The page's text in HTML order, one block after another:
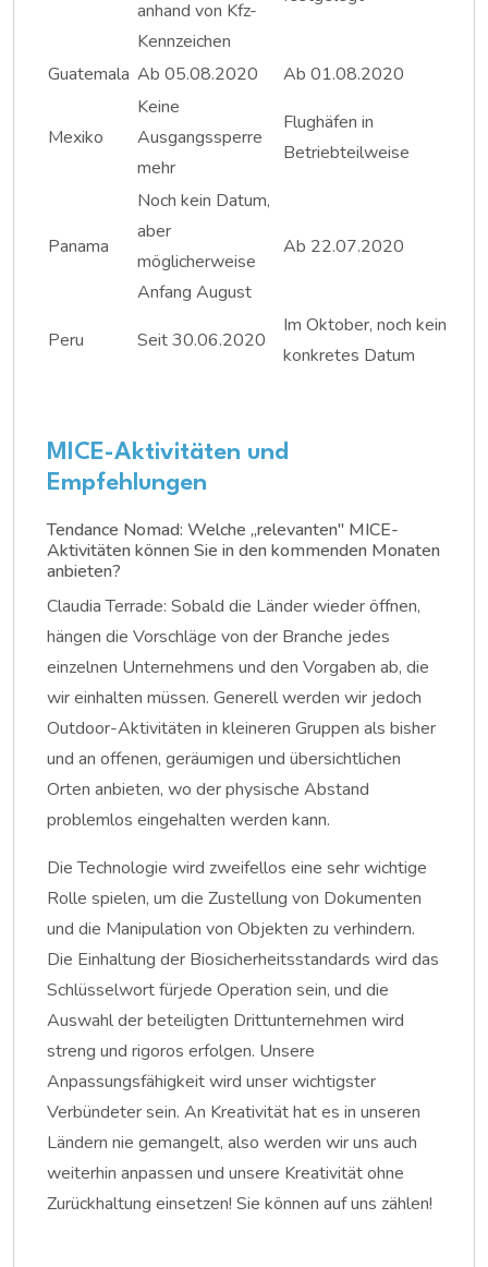
anhand von Kfz-
Kennzeichen
Guatemala Ab 05.08.2020 Ab 01.08.2020
Mexiko
Keine
Ausgangssperre
mehr
Flughäfen in
Betriebteilweise
Panama
Noch kein Datum,
aber
möglicherweise
Anfang August
Ab 22.07.2020
Peru Seit 30.06.2020
Im Oktober, noch kein
konkretes Datum
MICE-Aktivitäten und
Empfehlungen
Tendance Nomad: Welche „relevanten" MICE-
Aktivitäten können Sie in den kommenden Monaten
anbieten?
Claudia Terrade: Sobald die Länder wieder öffnen,
hängen die Vorschläge von der Branche jedes
einzelnen Unternehmens und den Vorgaben ab, die
wir einhalten müssen. Generell werden wir jedoch
Outdoor-Aktivitäten in kleineren Gruppen als bisher
und an offenen, geräumigen und übersichtlichen
Orten anbieten, wo der physische Abstand
problemlos eingehalten werden kann.
Die Technologie wird zweifellos eine sehr wichtige
Rolle spielen, um die Zustellung von Dokumenten
und die Manipulation von Objekten zu verhindern.
Die Einhaltung der Biosicherheitsstandards wird das
Schlüsselwort fürjede Operation sein, und die
Auswahl der beteiligten Drittunternehmen wird
streng und rigoros erfolgen. Unsere
Anpassungsfähigkeit wird unser wichtigster
Verbündeter sein. An Kreativität hat es in unseren
Ländern nie gemangelt, also werden wir uns auch
weiterhin anpassen und unsere Kreativität ohne
Zurückhaltung einsetzen! Sie können auf uns zählen!